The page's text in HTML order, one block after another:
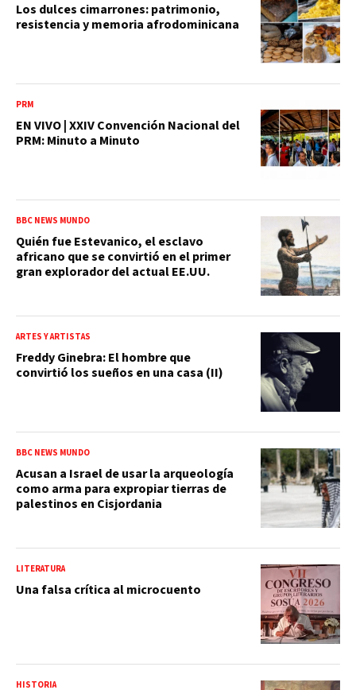
Los dulces cimarrones: patrimonio,
resistencia y memoria afrodominicana
PRM
EN VIVO | XXIV Convención Nacional del
PRM: Minuto a Minuto
BBC NEWS MUNDO
Quién fue Estevanico, el esclavo
africano que se convirtió en el primer
gran explorador del actual EE.UU.
ARTES Y ARTISTAS
Freddy Ginebra: El hombre que
convirtió los sueños en una casa (II)
BBC NEWS MUNDO
Acusan a Israel de usar la arqueología
como arma para expropiar tierras de
palestinos en Cisjordania
LITERATURA
Una falsa crítica al microcuento
HISTORIA